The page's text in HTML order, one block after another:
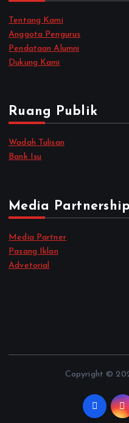
Tentang Kami
Anggota Pengurus
Pendataan Alumni
Dukung Kami
Ruang Publik
Wadah Tulisan
Bank Isu
Media Partnership
Media Partner
Pasang Iklan
Advetorial
Copyright ©